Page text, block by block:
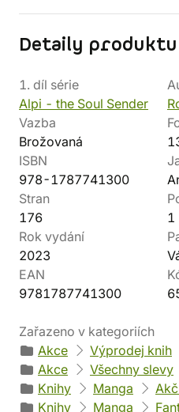
Detaily produktu
1. díl série
Alpi - the Soul Sender
Vazba
Brožovaná
ISBN
978-1787741300
Stran
176
1
Rok vydání
2023
EAN
9781787741300
Zařazeno v kategoriích
Akce
Výprodej knih
Akce
Všechny slevy
Knihy
Manga
Knihy
Manga